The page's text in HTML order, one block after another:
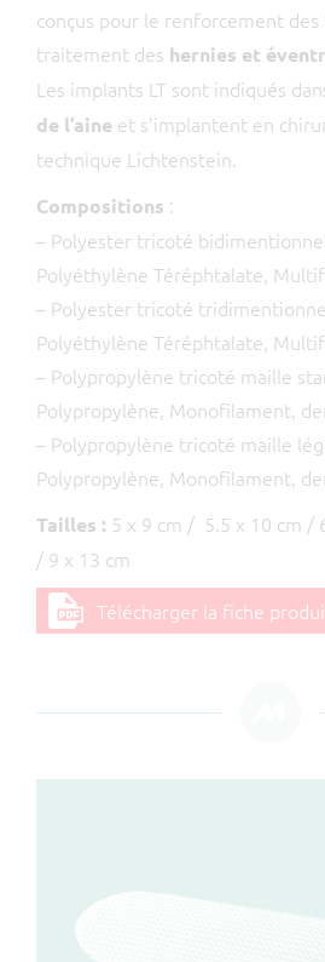
conçus pour le renforcement des
traitement des hernies et
Les implants LT sont indiqués
de l’aine et s’implantent en
technique Lichtenstein.
Compositions :
– Polyester tricoté
Polyéthylène Téréphtalate,
– Polyester tricoté
Polyéthylène Téréphtalate,
– Polypropylène tricoté maille
Polypropylène, Monofilament,
– Polypropylène tricoté maille
Polypropylène, Monofilament,
Tailles : 5 x 9 cm / 5.5 x 10 cm /
/ 9 x 13 cm
Télécharger la fiche